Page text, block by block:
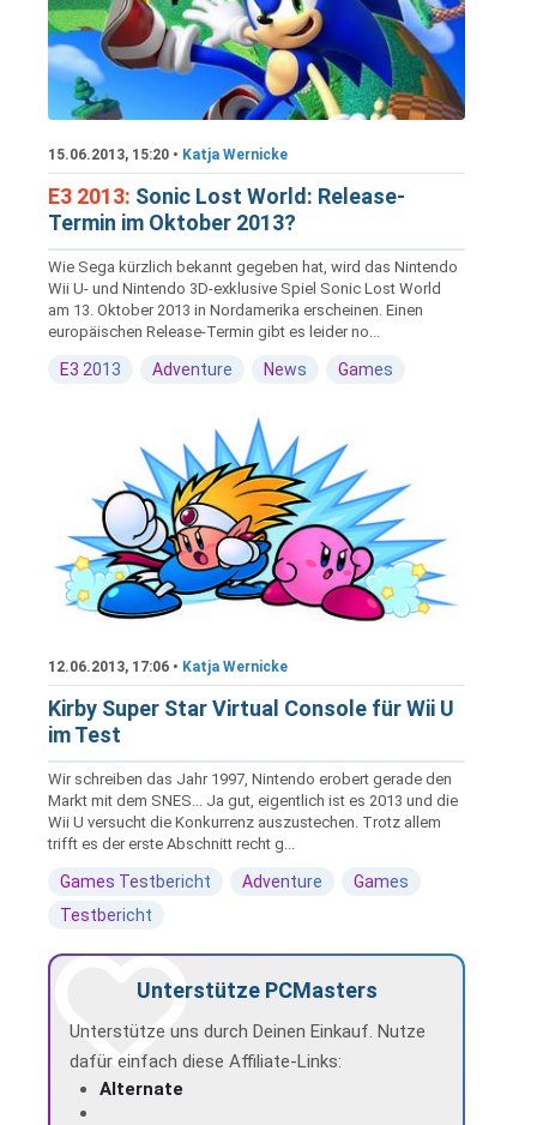
15.06.2013, 15:20 • Katja Wernicke
E3 2013: Sonic Lost World: Release-
Termin im Oktober 2013?
Wie Sega kürzlich bekannt gegeben hat, wird das Nintendo
Wii U- und Nintendo 3D-exklusive Spiel Sonic Lost World
am 13. Oktober 2013 in Nordamerika erscheinen. Einen
europäischen Release-Termin gibt es leider no...
E3 2013 Adventure News Games
12.06.2013, 17:06 • Katja Wernicke
Kirby Super Star Virtual Console für Wii U
im Test
Wir schreiben das Jahr 1997, Nintendo erobert gerade den
Markt mit dem SNES... Ja gut, eigentlich ist es 2013 und die
Wii U versucht die Konkurrenz auszustechen. Trotz allem
trifft es der erste Abschnitt recht g...
Games Testbericht Adventure
Games
Testbericht
Unterstütze PCMasters
Unterstütze uns durch Deinen Einkauf. Nutze
dafür einfach diese Affiliate-Links:
Alternate